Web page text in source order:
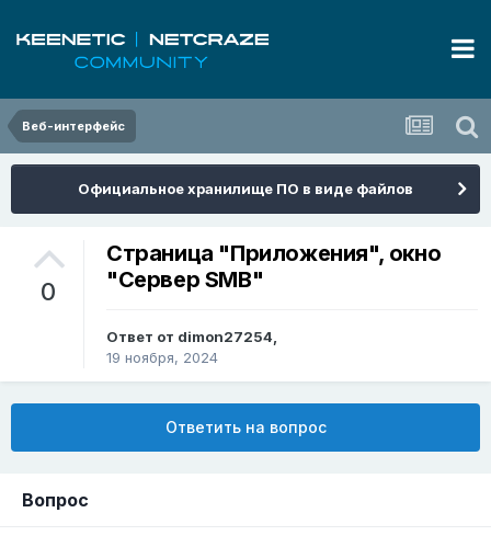
Веб-интерфейс
Официальное хранилище ПО в виде файлов
0
Страница "Приложения", окно
"Сервер SMB"
Ответ от dimon27254,
19 ноября, 2024
Ответить на вопрос
Вопрос